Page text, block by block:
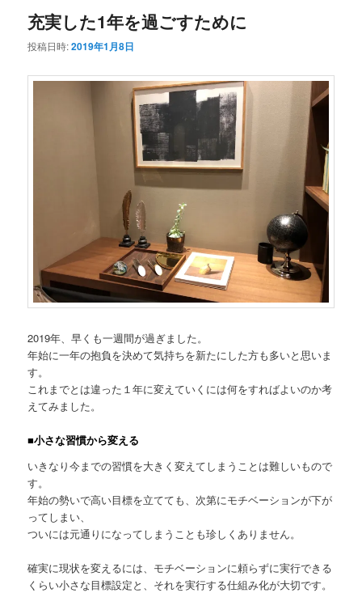
充実した1年を過ごすために
投稿日時:2019年1月8日
2019年、早くも一週間が過ぎました。
年始に一年の抱負を決めて気持ちを新たにした方も多いと思いま
す。
これまでとは違った１年に変えていくには何をすればよいのか考
えてみました。
■小さな習慣から変える
いきなり今までの習慣を大きく変えてしまうことは難しいもので
す。
年始の勢いで高い目標を立てても、次第にモチベーションが下が
ってしまい、
ついには元通りになってしまうことも珍しくありません。
確実に現状を変えるには、モチベーションに頼らずに実行できる
くらい小さな目標設定と、それを実行する仕組み化が大切です。